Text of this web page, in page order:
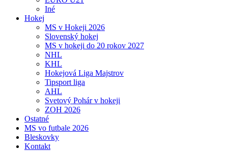
Iné
Hokej
MS v Hokeji 2026
Slovenský hokej
MS v hokeji do 20 rokov 2027
NHL
KHL
Hokejová Liga Majstrov
Tipsport liga
AHL
Svetový Pohár v hokeji
ZOH 2026
Ostatné
MS vo futbale 2026
Bleskovky
Kontakt